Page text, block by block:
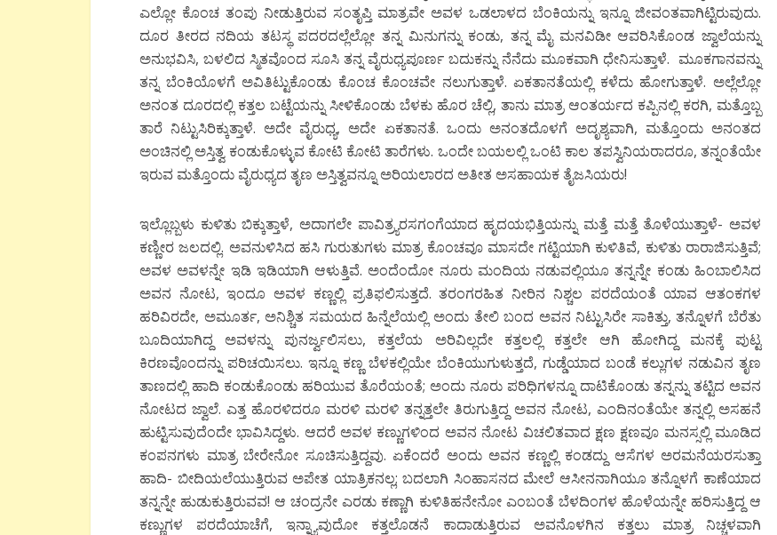
ಎಲ್ಲೋ ಕೊಂಚ ತಂಪು ನೀಡುತ್ತಿರುವ ಸಂತೃಪ್ತಿ ಮಾತ್ರವೇ ಅವಳ ಒಡಲಾಳದ ಬೆಂಕಿಯನ್ನು ಇನ್ನೂ ಜೀವಂತವಾಗಿಟ್ಟಿರುವುದು.
ದೂರ ತೀರದ ನದಿಯ ತಟಸ್ಥ ಪದರದಲ್ಲೆಲ್ಲೋ ತನ್ನ ಮಿನುಗನ್ನು ಕಂಡು, ತನ್ನ ಮೈ ಮನವಿಡೀ ಆವರಿಸಿಕೊಂಡ ಜ್ವಾಲೆಯನ್ನು
ಅನುಭವಿಸಿ, ಬಳಲಿದ ಸ್ಮಿತವೊಂದ ಸೂಸಿ ತನ್ನ ವೈರುಧ್ಯಪೂರ್ಣ ಬದುಕನ್ನು ನೆನೆದು ಮೂಕವಾಗಿ ಧೇನಿಸುತ್ತಾಳೆ. ಮೂಕಗಾನವನ್ನು
ತನ್ನ ಬೆಂಕಿಯೊಳಗೆ ಅವಿತಿಟ್ಟುಕೊಂಡು ಕೊಂಚ ಕೊಂಚವೇ ನಲುಗುತ್ತಾಳೆ. ಏಕತಾನತೆಯಲ್ಲಿ ಕಳೆದು ಹೋಗುತ್ತಾಳೆ. ಅಲ್ಲೆಲ್ಲೋ
ಅನಂತ ದೂರದಲ್ಲಿ ಕತ್ತಲ ಬಟ್ಟೆಯನ್ನು ಸೀಳಿಕೊಂಡು ಬೆಳಕು ಹೊರ ಚೆಲ್ಲಿ, ತಾನು ಮಾತ್ರ ಆಂತರ್ಯದ ಕಪ್ಪಿನಲ್ಲಿ ಕರಗಿ, ಮತ್ತೊಬ್ಬ
ತಾರೆ ನಿಟ್ಟುಸಿರಿಕ್ಕುತ್ತಾಳೆ. ಅದೇ ವೈರುಧ್ಯ, ಅದೇ ಏಕತಾನತೆ. ಒಂದು ಅನಂತದೊಳಗೆ ಅದೃಶ್ಯವಾಗಿ, ಮತ್ತೊಂದು ಅನಂತದ
ಅಂಚಿನಲ್ಲಿ ಅಸ್ತಿತ್ವ ಕಂಡುಕೊಳ್ಳುವ ಕೋಟಿ ಕೋಟಿ ತಾರೆಗಳು. ಒಂದೇ ಬಯಲಲ್ಲಿ ಒಂಟಿ ಕಾಲ ತಪಸ್ವಿನಿಯರಾದರೂ, ತನ್ನಂತೆಯೇ
ಇರುವ ಮತ್ತೊಂದು ವೈರುಧ್ಯದ ತೃಣ ಅಸ್ತಿತ್ವವನ್ನೂ ಅರಿಯಲಾರದ ಅತೀತ ಅಸಹಾಯಕ ತೈಜಸಿಯರು!
ಇಲ್ಲೊಬ್ಬಳು ಕುಳಿತು ಬಿಕ್ಕುತ್ತಾಳೆ, ಅದಾಗಲೇ ಪಾವಿತ್ರ್ಯರಸಗಂಗೆಯಾದ ಹೃದಯಭಿತ್ತಿಯನ್ನು ಮತ್ತೆ ಮತ್ತೆ ತೊಳೆಯುತ್ತಾಳೆ- ಅವಳ
ಕಣ್ಣೀರ ಜಲದಲ್ಲಿ. ಅವನುಳಿಸಿದ ಹಸಿ ಗುರುತುಗಳು ಮಾತ್ರ ಕೊಂಚವೂ ಮಾಸದೇ ಗಟ್ಟಿಯಾಗಿ ಕುಳಿತಿವೆ, ಕುಳಿತು ರಾರಾಜಿಸುತ್ತಿವೆ;
ಅವಳ ಅವಳನ್ನೇ ಇಡಿ ಇಡಿಯಾಗಿ ಆಳುತ್ತಿವೆ. ಅಂದೆಂದೋ ನೂರು ಮಂದಿಯ ನಡುವಲ್ಲಿಯೂ ತನ್ನನ್ನೇ ಕಂಡು ಹಿಂಬಾಲಿಸಿದ
ಅವನ ನೋಟ, ಇಂದೂ ಅವಳ ಕಣ್ಣಲ್ಲಿ ಪ್ರತಿಫಲಿಸುತ್ತದೆ. ತರಂಗರಹಿತ ನೀರಿನ ನಿಶ್ಚಲ ಪರದೆಯಂತೆ ಯಾವ ಆತಂಕಗಳ
ಹರಿವಿರದೇ, ಅಮೂರ್ತ, ಅನಿಶ್ಚಿತ ಸಮಯದ ಹಿನ್ನೆಲೆಯಲ್ಲಿ ಅಂದು ತೇಲಿ ಬಂದ ಅವನ ನಿಟ್ಟುಸಿರೇ ಸಾಕಿತ್ತು, ತನ್ನೊಳಗೆ ಬೆರೆತು
ಬೂದಿಯಾಗಿದ್ದ ಅವಳನ್ನು ಪುನರ್ಜ್ವಲಿಸಲು, ಕತ್ತಲೆಯ ಅರಿವಿಲ್ಲದೇ ಕತ್ತಲಲ್ಲಿ ಕತ್ತಲೇ ಆಗಿ ಹೋಗಿದ್ದ ಮನಕ್ಕೆ ಪುಟ್ಟ
ಕಿರಣವೊಂದನ್ನು ಪರಿಚಯಿಸಲು. ಇನ್ನೂ ಕಣ್ಣ ಬೆಳಕಲ್ಲಿಯೇ ಬೆಂಕಿಯುಗುಳುತ್ತದೆ, ಗುಡ್ಡೆಯಾದ ಬಂಡೆ ಕಲ್ಲುಗಳ ನಡುವಿನ ತೃಣ
ತಾಣದಲ್ಲಿ ಹಾದಿ ಕಂಡುಕೊಂಡು ಹರಿಯುವ ತೊರೆಯಂತೆ; ಅಂದು ನೂರು ಪರಿಧಿಗಳನ್ನೂ ದಾಟಿಕೊಂಡು ತನ್ನನ್ನು ತಟ್ಟಿದ ಅವನ
ನೋಟದ ಜ್ವಾಲೆ. ಎತ್ತ ಹೊರಳಿದರೂ ಮರಳಿ ಮರಳಿ ತನ್ನತ್ತಲೇ ತಿರುಗುತ್ತಿದ್ದ ಅವನ ನೋಟ, ಎಂದಿನಂತೆಯೇ ತನ್ನಲ್ಲಿ ಅಸಹನೆ
ಹುಟ್ಟಿಸುವುದೆಂದೇ ಭಾವಿಸಿದ್ದಳು. ಆದರೆ ಅವಳ ಕಣ್ಣುಗಳಿಂದ ಅವನ ನೋಟ ವಿಚಲಿತವಾದ ಕ್ಷಣ ಕ್ಷಣವೂ ಮನಸ್ಸಲ್ಲಿ ಮೂಡಿದ
ಕಂಪನಗಳು ಮಾತ್ರ ಬೇರೇನೋ ಸೂಚಿಸುತ್ತಿದ್ದವು. ಏಕೆಂದರೆ ಅಂದು ಅವನ ಕಣ್ಣಲ್ಲಿ ಕಂಡದ್ದು ಆಸೆಗಳ ಅರಮನೆಯರಸುತ್ತಾ
ಹಾದಿ- ಬೀದಿಯಲೆಯುತ್ತಿರುವ ಅಪೇತ ಯಾತ್ರಿಕನಲ್ಲ; ಬದಲಾಗಿ ಸಿಂಹಾಸನದ ಮೇಲೆ ಆಸೀನನಾಗಿಯೂ ತನ್ನೊಳಗೆ ಕಾಣೆಯಾದ
ತನ್ನನ್ನೇ ಹುಡುಕುತ್ತಿರುವವ! ಆ ಚಂದ್ರನೇ ಎರಡು ಕಣ್ಣಾಗಿ ಕುಳಿತಿಹನೇನೋ ಎಂಬಂತೆ ಬೆಳದಿಂಗಳ ಹೊಳೆಯನ್ನೇ ಹರಿಸುತ್ತಿದ್ದ ಆ
ಕಣ್ಣುಗಳ ಪರದೆಯಾಚೆಗೆ, ಇನ್ನ್ಯಾವುದೋ ಕತ್ತಲೊಡನೆ ಕಾದಾಡುತ್ತಿರುವ ಅವನೊಳಗಿನ ಕತ್ತಲು ಮಾತ್ರ ನಿಚ್ಚಳವಾಗಿ